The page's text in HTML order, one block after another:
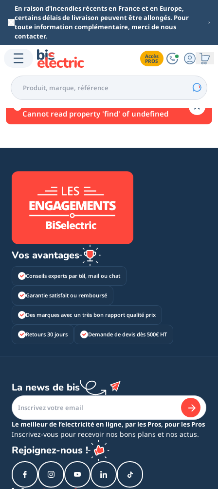
Aller au contenu principal
En raison d'incendies récents en France et en Europe,
certains délais de livraison peuvent être allongés. Pour
toute information complémentaire, merci de nous
contacter.
Accès
PROS
Une erreur est survenue.
Cannot read property 'find' of undefined
Vos avantages
Conseils experts par tél, mail ou chat
Garantie satisfait ou remboursé
Des marques avec un très bon rapport qualité prix
Retours 30 jours Demande de devis dès 500€ HT
La news de bis
Le meilleur de l’electricité en ligne, par les Pros, pour les Pros
Inscrivez-vous pour recevoir nos bons plans et nos actus.
Rejoignez-nous !